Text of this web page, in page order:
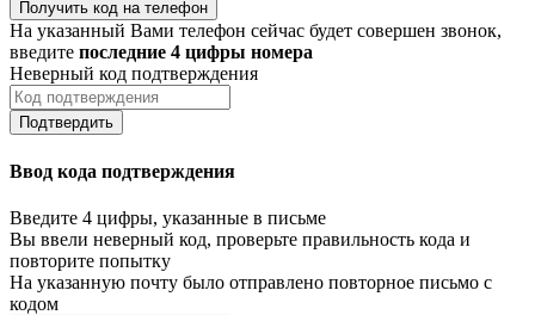
Получить код на телефон
На указанный Вами телефон сейчас будет совершен звонок,
введите последние 4 цифры номера
Неверный код подтверждения
Подтвердить
Ввод кода подтверждения
Введите 4 цифры, указанные в письме
Вы ввели неверный код, проверьте правильность кода и
повторите попытку
На указанную почту было отправлено повторное письмо с
кодом